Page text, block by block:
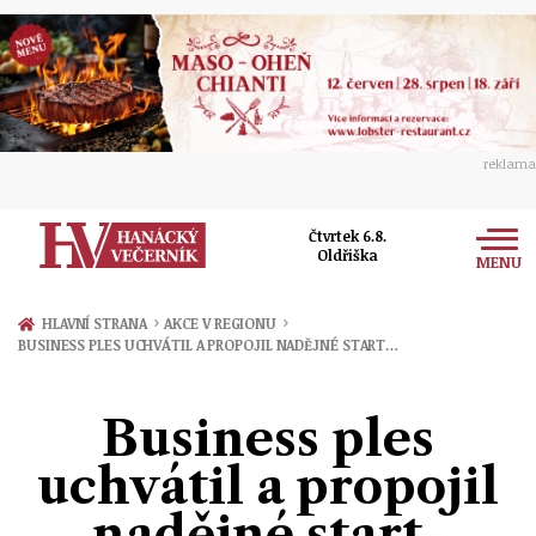
reklama
Čtvrtek 6.8.
Oldřiška
MENU
Zprávy
Prostějov
Přerov
Politika
Ekonomika
Kultura
Hudba
Společnost
HLAVNÍ STRANA › AKCE V REGIONU ›
BUSINESS PLES UCHVÁTIL A PROPOJIL NADĚJNÉ START…
Business ples
uchvátil a propojil